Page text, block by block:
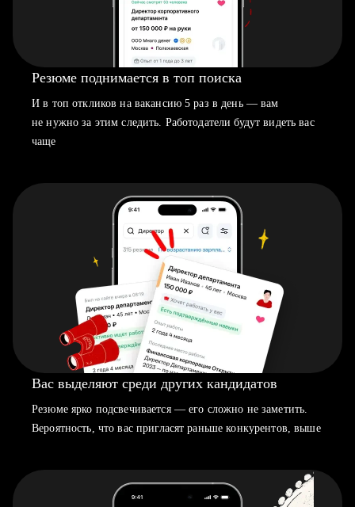
Резюме поднимается в топ поиска
И в топ откликов на вакансию 5 раз в день — вам
не нужно за этим следить. Работодатели будут видеть вас
чаще
Вас выделяют среди других кандидатов
Резюме ярко подсвечивается — его сложно не заметить.
Вероятность, что вас пригласят раньше конкурентов, выше